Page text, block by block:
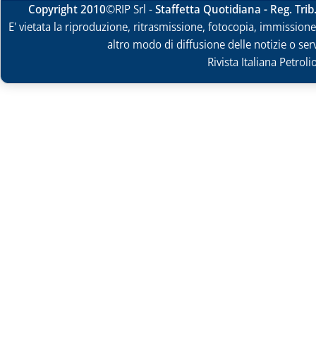
Copyright 2010©RIP Srl -Staffetta Quotidiana - Reg.
E' vietata la riproduzione, ritrasmissione, fotocopia,
altro modo di diffusione delle notizie o
Rivista Italiana